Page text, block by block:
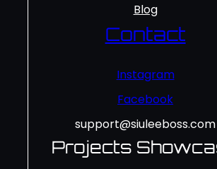
Blog
Contact
Instagram
Facebook
support@siuleeboss.com
Projects